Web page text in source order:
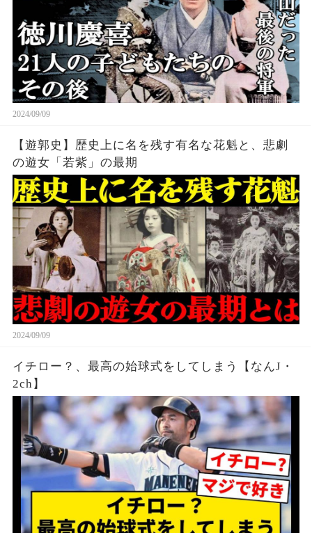
2024/09/09
【遊郭史】歴史上に名を残す有名な花魁と、悲劇
の遊女「若紫」の最期
2024/09/09
イチロー？、最高の始球式をしてしまう【なんJ・
2ch】